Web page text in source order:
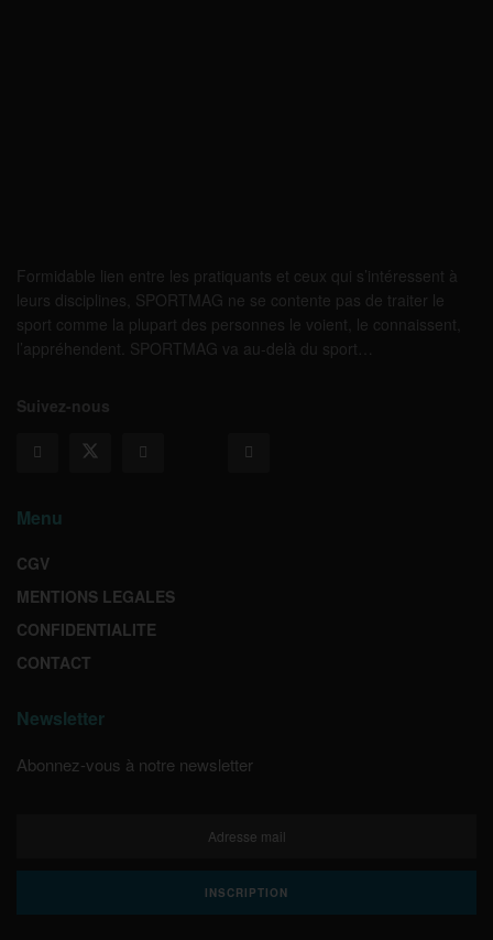
Formidable lien entre les pratiquants et ceux qui s’intéressent à
leurs disciplines, SPORTMAG ne se contente pas de traiter le
sport comme la plupart des personnes le voient, le connaissent,
l’appréhendent. SPORTMAG va au-delà du sport…
Suivez-nous
Menu
CGV
MENTIONS LEGALES
CONFIDENTIALITE
CONTACT
Newsletter
Abonnez-vous à notre newsletter